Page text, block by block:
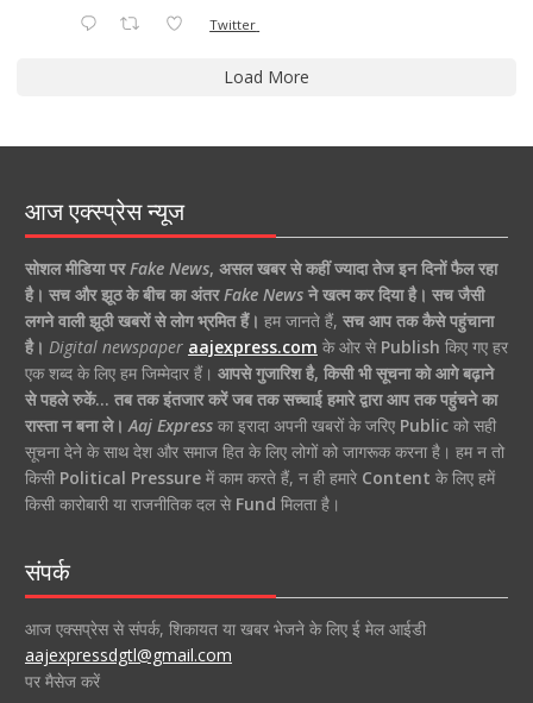
Twitter
Load More
आज एक्स्प्रेस न्यूज
सोशल मीडिया परFake News, असल खबर से कहीं ज्यादा तेज इन दिनों फैल रहा
है। सच और झूठ के बीच का अंतरFake Newsने खत्म कर दिया है। सच जैसी
लगने वाली झूठी खबरों से लोग भ्रमित हैं। हम जानते हैं, सच आप तक कैसे पहुंचाना
है। Digital newspaper aajexpress.com के ओर से Publish किए गए हर
एक शब्द के लिए हम जिम्मेदार हैं। आपसे गुजारिश है, किसी भी सूचना को आगे बढ़ाने
से पहले रुकें… तब तक इंतजार करें जब तक सच्चाई हमारे द्वारा आप तक पहुंचने का
रास्ता न बना ले। Aaj Expressका इरादा अपनी खबरों के जरिए Publicको सही
सूचना देने के साथ देश और समाज हित के लिए लोगों को जागरूक करना है। हम न तो
किसी Political Pressureमें काम करते हैं, न ही हमारे Content के लिए हमें
किसी कारोबारी या राजनीतिक दल से Fund मिलता है।
संपर्क
आज एक्सप्रेस से संपर्क, शिकायत या खबर भेजने के लिए ई मेल आईडी
aajexpressdgtl@gmail.com
पर मैसेज करें